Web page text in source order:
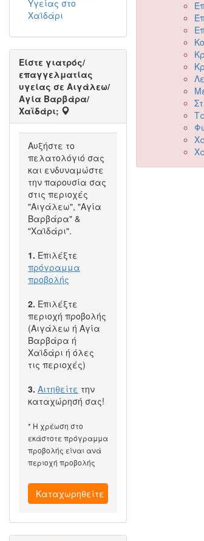
Υγείας στο
Χαϊδάρι
Είστε γιατρός/
επαγγελματίας
υγείας σε Αιγάλεω/
Αγία Βαρβάρα/
Χαϊδάρι;
Αυξήστε το
πελατολόγιό σας
και ενδυναμώστε
την παρουσία σας
στις περιοχές
"Αιγάλεω", "Αγία
Βαρβάρα" &
"Χαϊδάρι".
1. Επιλέξτε
πρόγραμμα
προβολής
2. Επιλέξτε
περιοχή προβολής
(Αιγάλεω ή Αγία
Βαρβάρα ή
Χαϊδάρι ή όλες
τις περιοχές)
3. Αιτηθείτε την
καταχώρησή σας!
* Η χρέωση στο
εκάστοτε πρόγραμμα
προβολής είναι ανά
περιοχή προβολής
Καταχωρηθείτε